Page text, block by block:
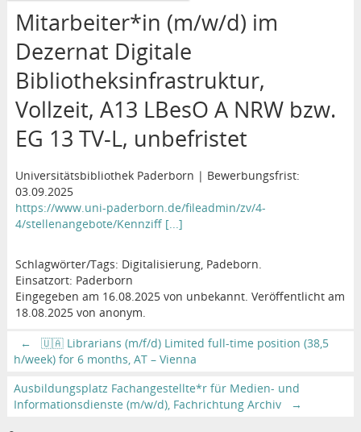
Mitarbeiter*in (m/w/d) im
Dezernat Digitale
Bibliotheksinfrastruktur,
Vollzeit, A13 LBesO A NRW bzw.
EG 13 TV-L, unbefristet
Universitätsbibliothek Paderborn | Bewerbungsfrist:
03.09.2025
https://www.uni-paderborn.de/fileadmin/zv/4-
4/stellenangebote/Kennziff [...]
Schlagwörter/Tags: Digitalisierung, Padeborn.
Einsatzort: Paderborn
Eingegeben am 16.08.2025 von unbekannt. Veröffentlicht am
18.08.2025 von anonym.
←
🇺🇦 Librarians (m/f/d) Limited full-time position (38,5
h/week) for 6 months, AT – Vienna
Ausbildungsplatz Fachangestellte*r für Medien- und
Informationsdienste (m/w/d), Fachrichtung Archiv
→